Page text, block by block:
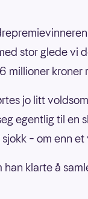
stor glede vi
millioner kroner
jo litt
egentlig til en
– om enn
han klarte å